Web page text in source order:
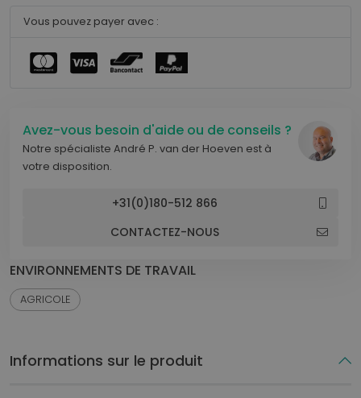
Vous pouvez payer avec :
Avez-vous besoin d'aide ou de conseils ?
Notre spécialiste André P. van der Hoeven est à
votre disposition.
+31(0)180-512 866
CONTACTEZ-NOUS
ENVIRONNEMENTS DE TRAVAIL
AGRICOLE
Informations sur le produit